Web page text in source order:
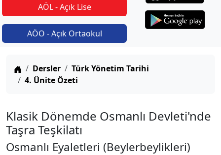
AÖL - Açık Lise
AÖO - Açık Ortaokul
Anasayfa
Dersler
Türk Yönetim Tarihi
4. Ünite Özeti
Klasik Dönemde Osmanlı Devleti'nde
Taşra Teşkilatı
Osmanlı Eyaletleri (Beylerbeylikleri)